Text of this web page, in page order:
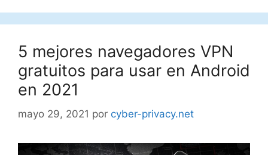
5 mejores navegadores VPN
gratuitos para usar en Android
en 2021
mayo 29, 2021 por cyber-privacy.net